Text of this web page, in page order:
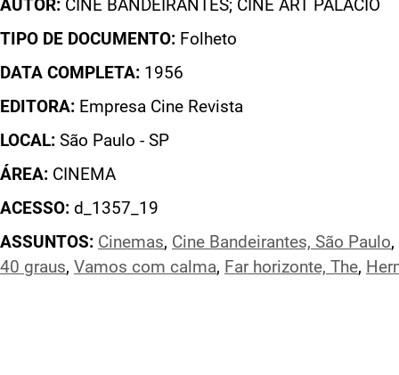
AUTOR: CINE BANDEIRANTES; CINE ART PALÁCIO
TIPO DE DOCUMENTO: Folheto
DATA COMPLETA: 1956
EDITORA: Empresa Cine Revista
LOCAL: São Paulo - SP
ÁREA: CINEMA
ACESSO: d_1357_19
ASSUNTOS: Cinemas, Cine Bandeirantes, São Paulo,
40 graus, Vamos com calma, Far horizonte, The,